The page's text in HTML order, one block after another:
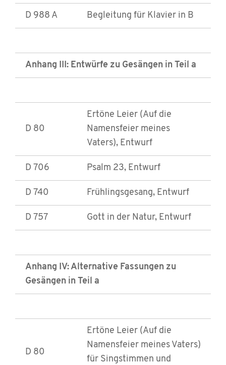
D 988 A Begleitung für Klavier in B
Anhang III: Entwürfe zu Gesängen in Teil a
D 80
Ertöne Leier (Auf die
Namensfeier meines
Vaters), Entwurf
D 706 Psalm 23, Entwurf
D 740 Frühlingsgesang, Entwurf
D 757 Gott in der Natur, Entwurf
Anhang IV: Alternative Fassungen zu
Gesängen in Teil a
D 80
Ertöne Leier (Auf die
Namensfeier meines Vaters)
für Singstimmen und